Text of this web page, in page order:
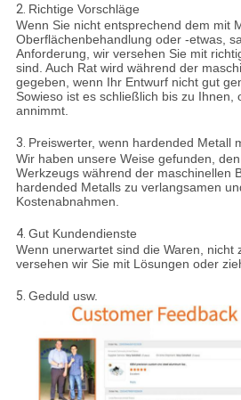
2. Richtige Vorschläge
Wenn Sie nicht entsprechend dem mit
Oberflächenbehandlung oder -etwas,
Anforderung, wir versehen Sie mit
sind. Auch Rat wird während der
gegeben, wenn Ihr Entwurf nicht gut
Sowieso ist es schließlich bis zu Ihnen,
annimmt.
3. Preiswerter, wenn hardended Metall
Wir haben unsere Weise gefunden,
Werkzeugs während der maschinellen
hardended Metalls zu verlangsamen
Kostenabnahmen.
4. Gut Kundendienste
Wenn unerwartet sind die Waren, nicht
versehen wir Sie mit Lösungen oder
5. Geduld usw.